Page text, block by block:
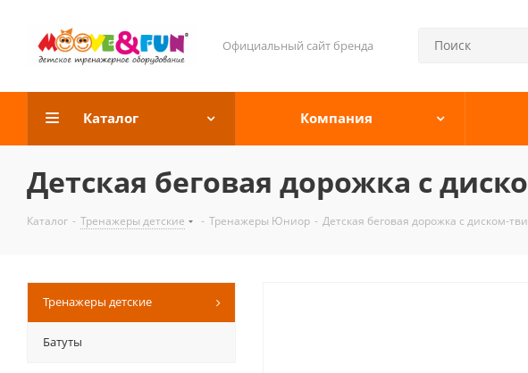
Официальный сайт бренда
Каталог Компания
Детская беговая дорожка с
Каталог - Тренажеры детские - Тренажеры Юниор - Детская беговая дорожка с диском-
Тренажеры детские
Батуты